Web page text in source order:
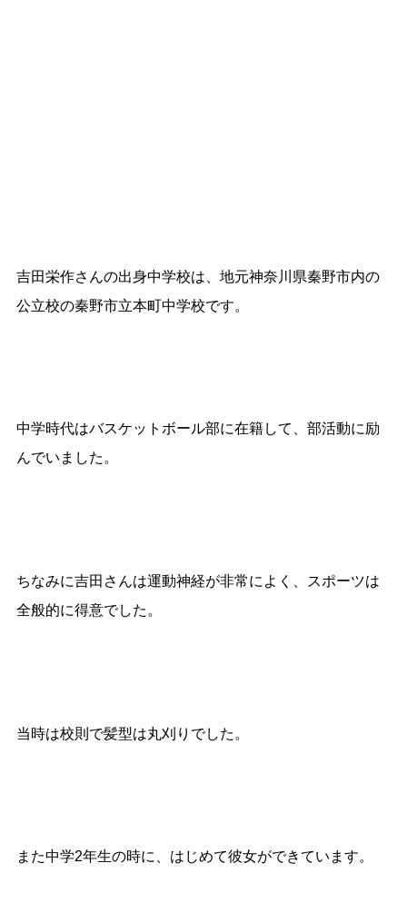
吉田栄作さんの出身中学校は、地元神奈川県秦野市内の
公立校の秦野市立本町中学校です。
中学時代はバスケットボール部に在籍して、部活動に励
んでいました。
ちなみに吉田さんは運動神経が非常によく、スポーツは
全般的に得意でした。
当時は校則で髪型は丸刈りでした。
また中学2年生の時に、はじめて彼女ができています。